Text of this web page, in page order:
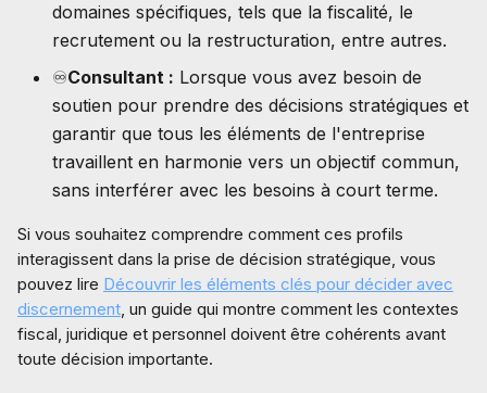
domaines spécifiques, tels que la fiscalité, le
recrutement ou la restructuration, entre autres.
♾️Consultant : Lorsque vous avez besoin de
soutien pour prendre des décisions stratégiques et
garantir que tous les éléments de l'entreprise
travaillent en harmonie vers un objectif commun,
sans interférer avec les besoins à court terme.
Si vous souhaitez comprendre comment ces profils
interagissent dans la prise de décision stratégique, vous
pouvez lire Découvrir les éléments clés pour décider avec
discernement, un guide qui montre comment les contextes
fiscal, juridique et personnel doivent être cohérents avant
toute décision importante.